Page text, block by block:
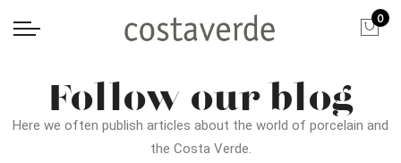
0
Follow our blog
Here we often publish articles about the world of porcelain and
the Costa Verde.